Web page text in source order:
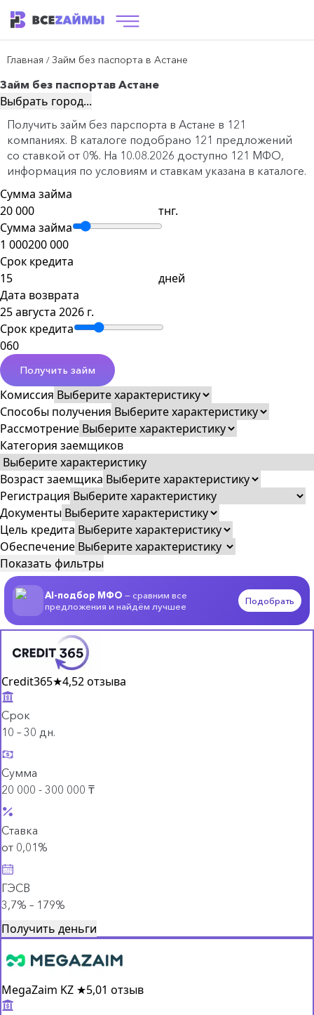
Главная / Займ без паспорта в Астане
Займ без паспортав Астане
Выбрать город...
Получить займ без парспорта в Астане в 121
компаниях. В каталоге подобрано 121 предложений
со ставкой от 0%. На 10.08.2026 доступно 121 МФО,
информация по условиям и ставкам указана в каталоге.
Сумма займа
тнг.
Сумма займа
1 000200 000
Срок кредита
дней
Дата возврата
25 августа 2026 г.
Срок кредита
060
Получить займ
Комиссия
Способы получения
Рассмотрение
Категория заемщиков
Возраст заемщика
Регистрация
Документы
Цель кредита
Обеспечение
Показать фильтры
AI-подбор МФО — сравним все
предложения и найдём лучшее
Подобрать
Credit365★4,52 отзыва
Срок
10 – 30 дн.
Сумма
20 000 - 300 000 ₸
Ставка
от 0,01%
ГЭСВ
3,7% – 179%
Получить деньги
MegaZaim KZ ★5,01 отзыв